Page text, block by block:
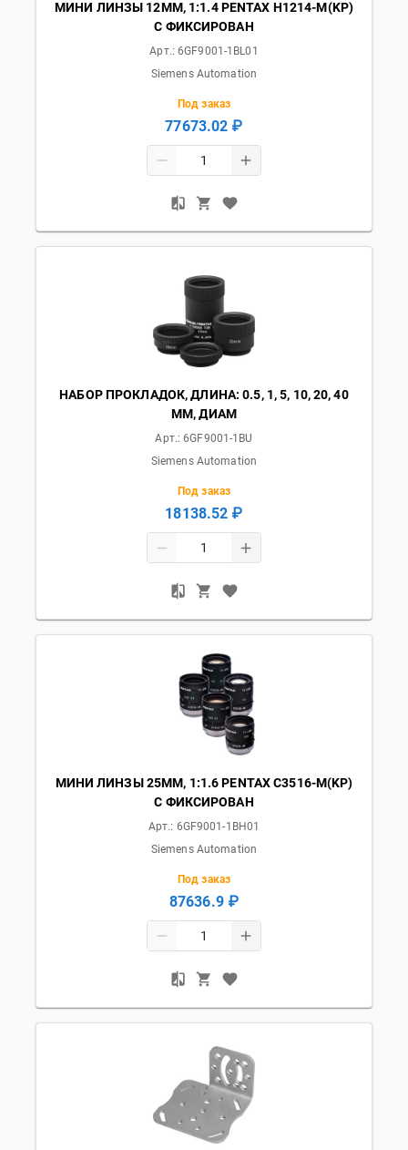
МИНИ ЛИНЗЫ 12ММ, 1:1.4 PENTAX H1214-M(KP)
С ФИКСИРОВАН
Арт.:6GF9001-1BL01
Siemens Automation
Под заказ
77673.02 ₽
НАБОР ПРОКЛАДОК, ДЛИНА: 0.5, 1, 5, 10, 20, 40
MM, ДИАМ
Арт.:6GF9001-1BU
Siemens Automation
Под заказ
18138.52 ₽
МИНИ ЛИНЗЫ 25ММ, 1:1.6 PENTAX C3516-M(KP)
С ФИКСИРОВАН
Арт.: 6GF9001-1BH01
Siemens Automation
Под заказ
87636.9 ₽